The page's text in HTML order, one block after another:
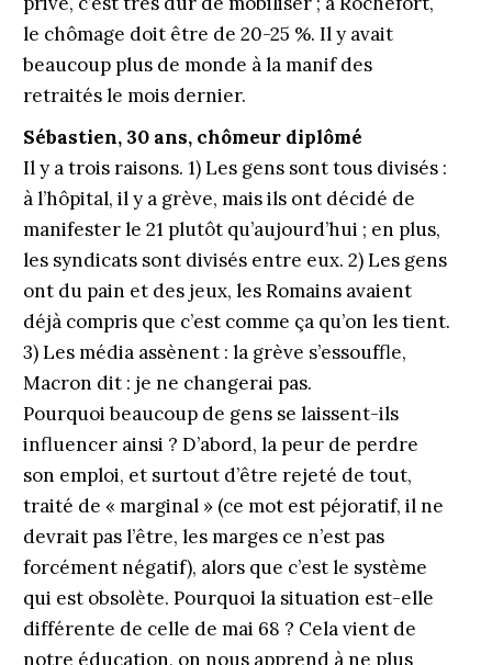
le chômage doit être de 20-25 %. Il y avait
beaucoup plus de monde à la manif des
retraités le mois dernier.
Sébastien, 30 ans, chômeur diplômé
Il y a trois raisons. 1) Les gens sont tous divisés :
à l’hôpital, il y a grève, mais ils ont décidé de
manifester le 21 plutôt qu’aujourd’hui ; en plus,
les syndicats sont divisés entre eux. 2) Les gens
ont du pain et des jeux, les Romains avaient
déjà compris que c’est comme ça qu’on les tient.
3) Les média assènent : la grève s’essouffle,
Macron dit : je ne changerai pas.
Pourquoi beaucoup de gens se laissent-ils
influencer ainsi ? D’abord, la peur de perdre
son emploi, et surtout d’être rejeté de tout,
traité de « marginal » (ce mot est péjoratif, il ne
devrait pas l’être, les marges ce n’est pas
forcément négatif), alors que c’est le système
qui est obsolète. Pourquoi la situation est-elle
différente de celle de mai 68 ? Cela vient de
notre éducation, on nous apprend à ne plus